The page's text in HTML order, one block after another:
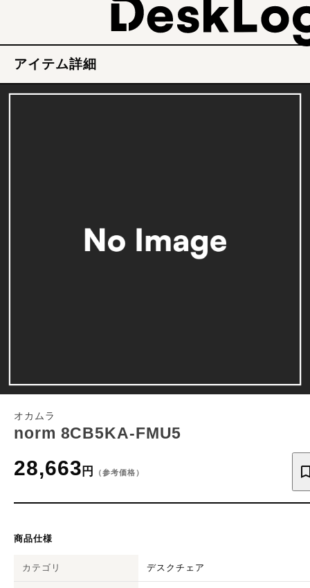
アイテム詳細
オカムラ
norm 8CB5KA-FMU5
28,663 円 （参考価格）
商品仕様
カテゴリ デスクチェア